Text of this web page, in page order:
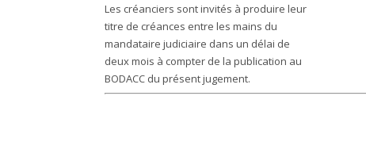
Les créanciers sont invités à produire leur
titre de créances entre les mains du
mandataire judiciaire dans un délai de
deux mois à compter de la publication au
BODACC du présent jugement.